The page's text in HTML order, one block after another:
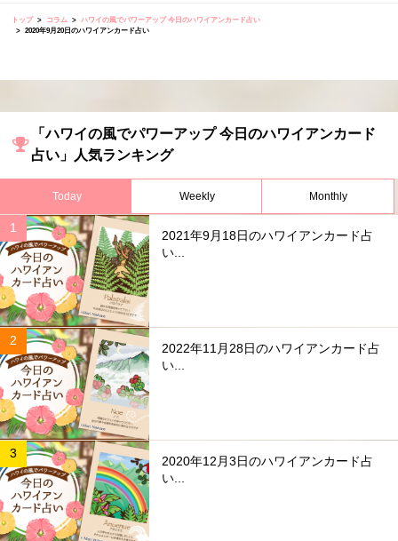
トップ コラム
ハワイの風でパワーアップ 今日のハワイアンカード占い
2020年9月20日のハワイアンカード占い
「ハワイの風でパワーアップ 今日のハワイアンカード
占い」人気ランキング
Today Weekly Monthly
2021年9月18日のハワイアンカード占
い...
2022年11月28日のハワイアンカード占
い...
2020年12月3日のハワイアンカード占
い...